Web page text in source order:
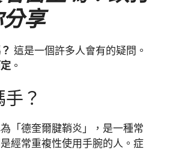
享
這是一個許多人會有的疑問。
。
？
「德奎爾腱鞘炎」，是一種常
經常重複性使用手腕的人。症